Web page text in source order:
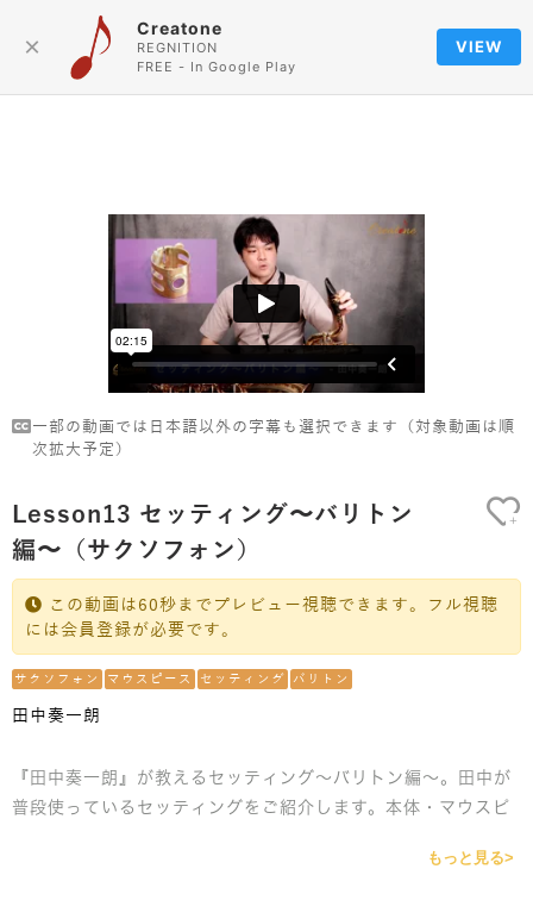
×
Creatone
REGNITION
FREE - In Google Play
VIEW
Lesson13 セッティング〜バリトン
編〜（サクソフォン）
この動画は60秒までプレビュー視聴できます。フル視聴
には会員登録が必要です。
サクソフォン マウスピース セッティング バリトン
田中奏一朗
+
一部の動画では日本語以外の字幕も選択できます（対象動画は順
次拡大予定）
『田中奏一朗』が教えるセッティング〜バリトン編〜。田中が
普段使っているセッティングをご紹介します。本体・マウスピ
もっと見る>